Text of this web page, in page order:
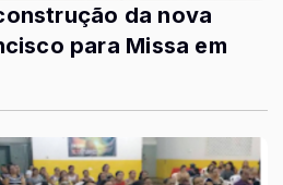
da nova
para Missa em